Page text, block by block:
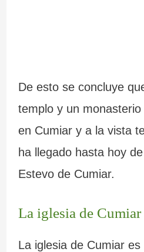
De esto se concluye
templo y un
en Cumiar y a la vista
ha llegado hasta hoy
Estevo de Cumiar.
La iglesia de Cumiar
La iglesia de Cumiar